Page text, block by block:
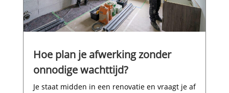
Hoe plan je afwerking zonder
onnodige wachttijd?
Je staat midden in een renovatie en vraagt je af